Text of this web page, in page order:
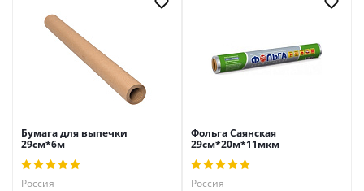
Бумага для выпечки
29см*6м
Россия
Фольга Саянская
29см*20м*11мкм
Россия